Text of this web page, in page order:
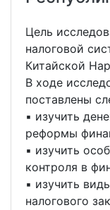
Цель
налоговой
Китайской
В ходе
поставлены
▪ изучить
реформы
▪ изучить
контроля в
▪ изучить
налогового